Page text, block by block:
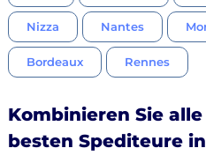
Nizza Nantes
Bordeaux Rennes
Kombinieren Sie
besten Spediteure